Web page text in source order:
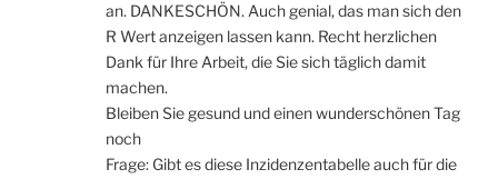
an. DANKESCHÖN. Auch genial, das man sich den
R Wert anzeigen lassen kann. Recht herzlichen
Dank für Ihre Arbeit, die Sie sich täglich damit
machen.
Bleiben Sie gesund und einen wunderschönen Tag
noch
Frage: Gibt es diese Inzidenzentabelle auch für die